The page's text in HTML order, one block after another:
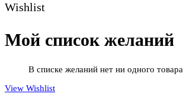
Wishlist
Мой список желаний
В списке желаний нет ни одного товара
View Wishlist